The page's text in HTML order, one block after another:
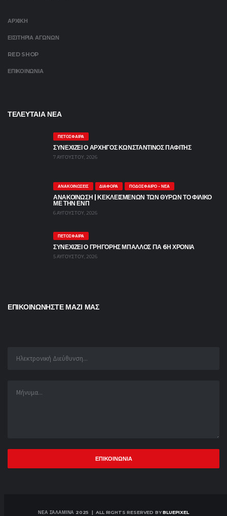
ΑΡΧΙΚΗ
ΕΙΣΙΤΗΡΙΑ ΑΓΩΝΩΝ
RED SHOP
ΕΠΙΚΟΙΝΩΝΙΑ
ΤΕΛΕΥΤΑΙΑ ΝΕΑ
ΠΕΤΌΣΦΑΙΡΑ
ΣΥΝΕΧΙΖΕΙ Ο ΑΡΧΗΓΟΣ ΚΩΝΣΤΑΝΤΙΝΟΣ ΠΑΦΙΤΗΣ
7 ΑΥΓΟΎΣΤΟΥ, 2026
ΑΝΑΚΟΙΝΏΣΕΙΣ ΔΙΆΦΟΡΑ ΠΟΔΌΣΦΑΙΡΟ - ΝΈΑ
ΑΝΑΚΟΙΝΩΣΗ | ΚΕΚΛΕΙΣΜΕΝΩΝ ΤΩΝ ΘΥΡΩΝ ΤΟ ΦΙΛΙΚΟ
ΜΕ ΤΗΝ ΕΝΠ
6 ΑΥΓΟΎΣΤΟΥ, 2026
ΠΕΤΌΣΦΑΙΡΑ
ΣΥΝΕΧΙΖΕΙ Ο ΓΡΗΓΟΡΗΣ ΜΠΑΛΛΟΣ ΓΙΑ 6Η ΧΡΟΝΙΑ
5 ΑΥΓΟΎΣΤΟΥ, 2026
ΕΠΙΚΟΙΝΩΝΗΣΤΕ ΜΑΖΙ ΜΑΣ
ΝΕΑ ΣΑΛΑΜΙΝΑ 2025 | ALL RIGHTS RESERVED BYBLUEPIXEL